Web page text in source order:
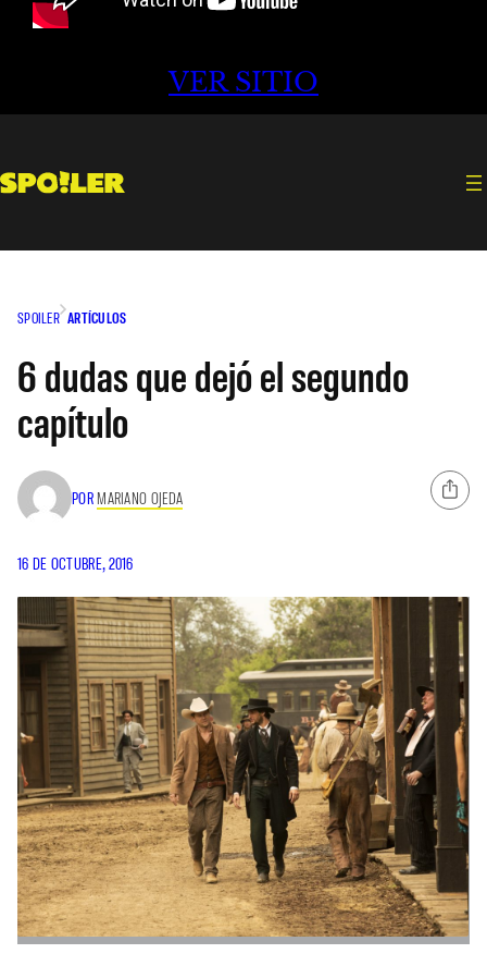
VER SITIO
SPOILER ARTÍCULOS
6 dudas que dejó el segundo
capítulo
POR MARIANO OJEDA
16 DE OCTUBRE, 2016